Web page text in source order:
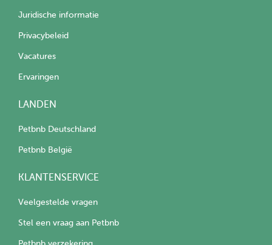
Juridische informatie
Privacybeleid
Vacatures
Ervaringen
LANDEN
Petbnb Deutschland
Petbnb België
KLANTENSERVICE
Veelgestelde vragen
Stel een vraag aan Petbnb